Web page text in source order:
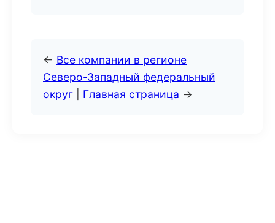
← Все компании в регионе
Северо-Западный федеральный
округ
Главная страница →